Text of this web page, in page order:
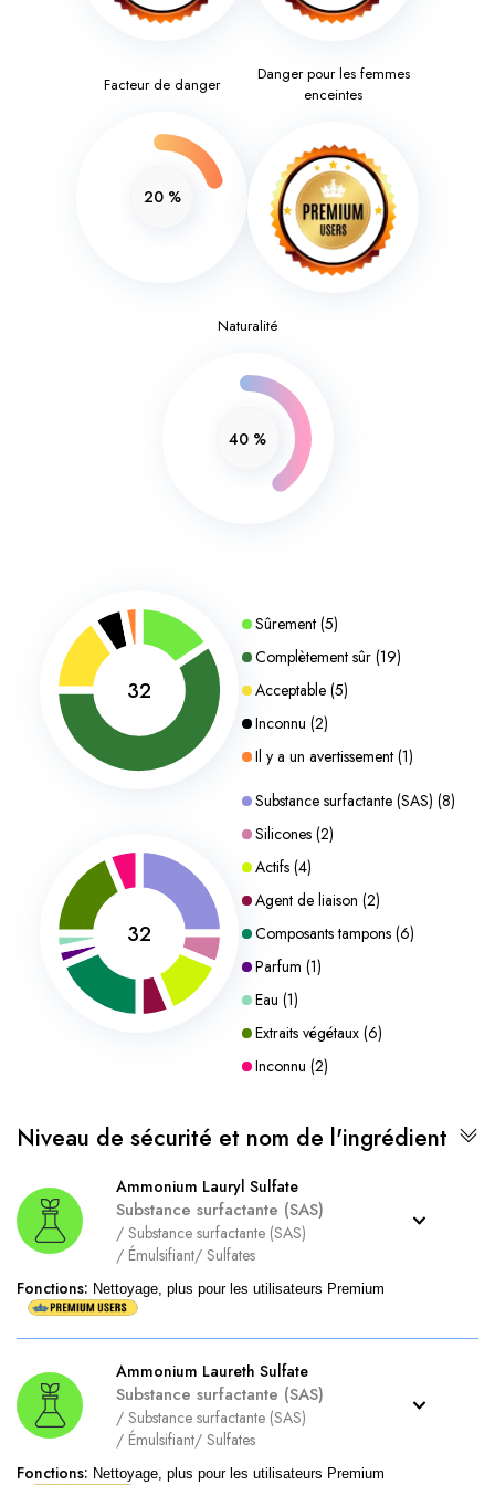
Facteur de danger
20%
Danger pour les femmes
enceintes
Naturalité
40 %
32
Sûrement (5)
Complètement sûr (19)
Acceptable (5)
Inconnu (2)
Il y a un avertissement (1)
32
Substance surfactante (SAS) (8)
Silicones (2)
Actifs (4)
Agent de liaison (2)
Composants tampons (6)
Parfum (1)
Eau (1)
Extraits végétaux (6)
Inconnu (2)
Niveau de sécurité et nom de l'ingrédient
Ammonium Lauryl Sulfate
Substance surfactante (SAS)
/ Substance surfactante (SAS)
/ Émulsifiant/ Sulfates
Fonctions: Nettoyage, plus pour les utilisateurs Premium
Ammonium Laureth Sulfate
Substance surfactante (SAS)
/ Substance surfactante (SAS)
/ Émulsifiant/ Sulfates
Fonctions: Nettoyage, plus pour les utilisateurs Premium